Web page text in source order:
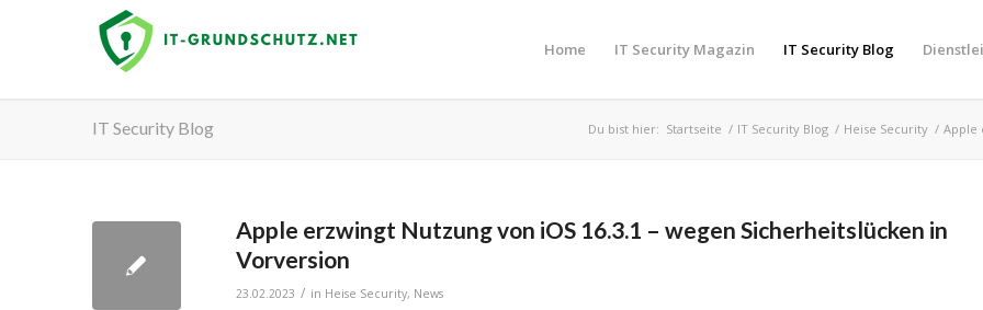
Home IT Security Magazin IT Security Blog
IT Security Blog Du bist hier: Startseite / IT Security Blog / Heise Security / Apple
Apple erzwingt Nutzung von iOS 16.3.1 – wegen Sicherheitslücken in
Vorversion
23.02.2023 / in Heise Security, News